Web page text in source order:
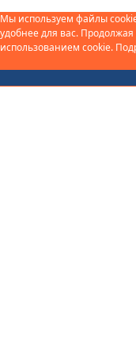
Мы используем файлы
удобнее для вас.
использованием cookie.